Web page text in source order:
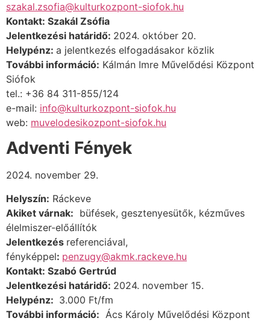
szakal.zsofia@kulturkozpont-siofok.hu
Kontakt: Szakál Zsófia
Jelentkezési határidő: 2024. október 20.
Helypénz: a jelentkezés elfogadásakor közlik
További információ: Kálmán Imre Művelődési Központ
Siófok
tel.: +36 84 311-855/124
e-mail: info@kulturkozpont-siofok.hu
web: muvelodesikozpont-siofok.hu
Adventi Fények
2024. november 29.
Helyszín: Ráckeve
Akiket várnak: büfések, gesztenyesütők, kézműves
élelmiszer-előállítók
Jelentkezés referenciával,
fényképpel: penzugy@akmk.rackeve.hu
Kontakt: Szabó Gertrúd
Jelentkezési határidő: 2024. november 15.
Helypénz: 3.000 Ft/fm
További információ: Ács Károly Művelődési Központ